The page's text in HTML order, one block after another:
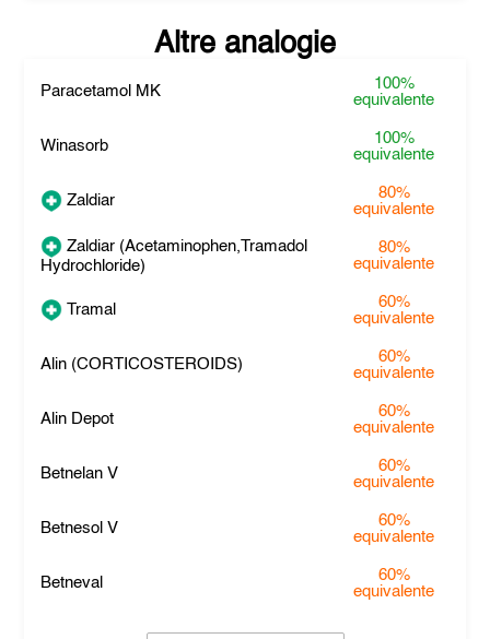
Altre analogie
Paracetamol MK
100%
equivalente
Winasorb
100%
equivalente
Zaldiar
80%
equivalente
Zaldiar (Acetaminophen,Tramadol
Hydrochloride)
80%
equivalente
Tramal
60%
equivalente
Alin (CORTICOSTEROIDS)
60%
equivalente
Alin Depot
60%
equivalente
Betnelan V
60%
equivalente
Betnesol V
60%
equivalente
Betneval
60%
equivalente